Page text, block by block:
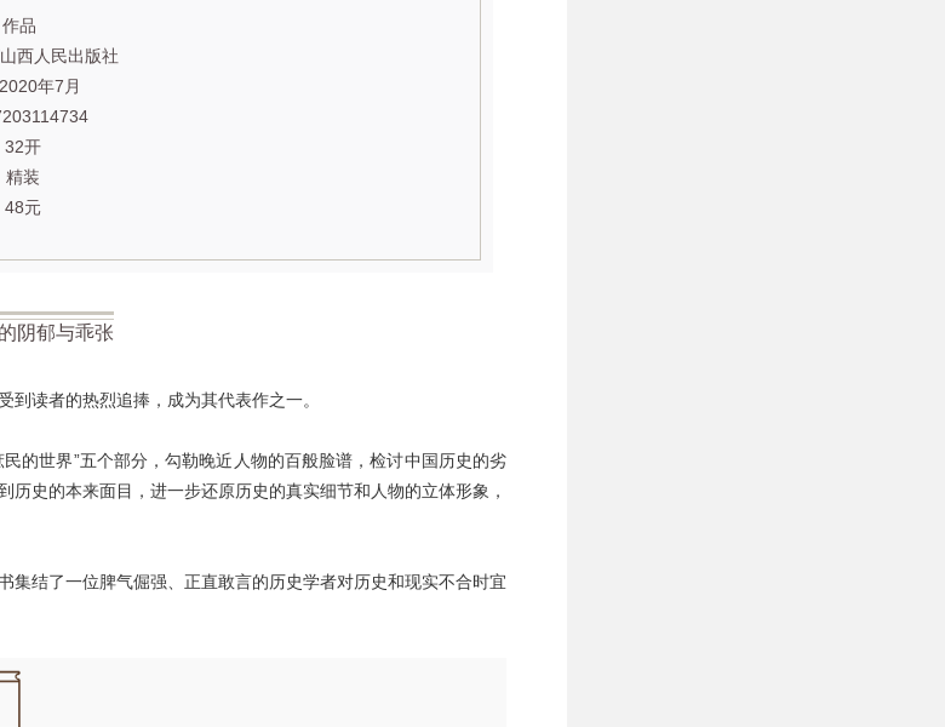
品
西人民出版社
年7月
32开
精装
48元
阴郁与乖张
到读者的热烈追捧，成为其代表作之一。
民的世界”五个部分，勾勒晚近人物的百般脸谱，检讨中国历史的劣
史的本来面目，进一步还原历史的真实细节和人物的立体形象，
结了一位脾气倔强、正直敢言的历史学者对历史和现实不合时宜